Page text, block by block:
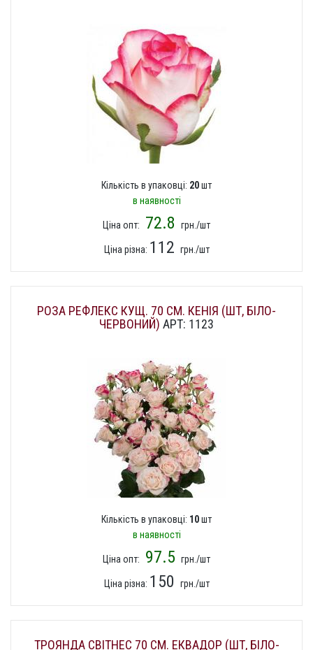
Кількість в упаковці: 20шт
в наявності
Ціна опт: 72.8 грн./шт
Ціна різна: 112 грн./шт
РОЗА РЕФЛЕКС КУЩ. 70 СМ. КЕНІЯ (ШТ, БІЛО-
ЧЕРВОНИЙ) АРТ: 1123
Кількість в упаковці: 10шт
в наявності
Ціна опт: 97.5 грн./шт
Ціна різна: 150 грн./шт
ТРОЯНДА СВІТНЕС 70 СМ. ЕКВАДОР (ШТ, БІЛО-